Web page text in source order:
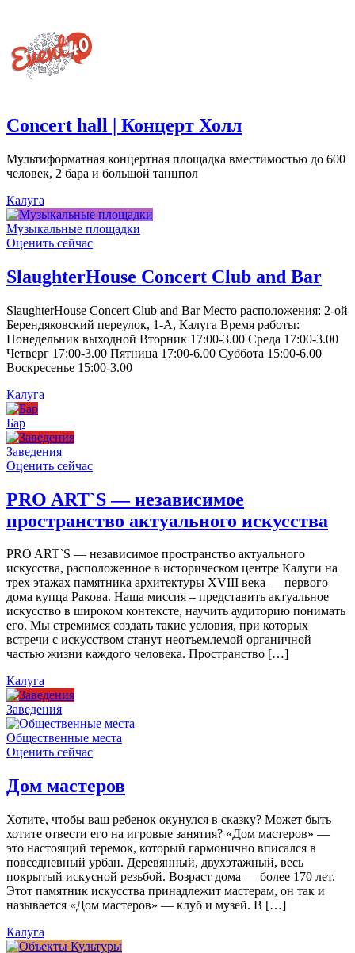
Concert hall | Концерт Холл
Мультиформатная концертная площадка вместимостью до 600
человек, 2 бара и большой танцпол
Калуга
Музыкальные площадки
Оценить сейчас
SlaughterHouse Concert Club and Bar
SlaughterHouse Concert Club and Bar Место расположения: 2-ой
Берендяковский переулок, 1-А, Калуга Время работы:
Понедельник выходной Вторник 17:00-3.00 Среда 17:00-3.00
Четверг 17:00-3.00 Пятница 17:00-6.00 Суббота 15:00-6.00
Воскресенье 15:00-3.00
Калуга
Бар
Заведения
Оценить сейчас
PRO ART`S — независимое
пространство актуального искусства
PRO ART`S — независимое пространство актуального
искусства, расположенное в историческом центре Калуги на
трех этажах памятника архитектуры XVIII века — первого
дома купца Ракова. Наша миссия – представить актуальное
искусство в широком контексте, научить аудиторию понимать
его. Мы стремимся создать такие условия, при которых
встречи с искусством станут неотъемлемой органичной
частью жизни каждого человека. Пространство […]
Калуга
Заведения
Общественные места
Оценить сейчас
Дом мастеров
Хотите, чтобы ваш ребенок окунулся в сказку? Может быть
хотите отвести его на игровые занятия? «Дом мастеров» —
это настоящий теремок, который гармонично вписался в
повседневный урбан. Деревянный, двухэтажный, весь
покрытый искусной резьбой. Возраст дома — более 170 лет.
Этот памятник искусства принадлежит мастерам, он так и
называется «Дом мастеров» — клуб и музей. В […]
Калуга